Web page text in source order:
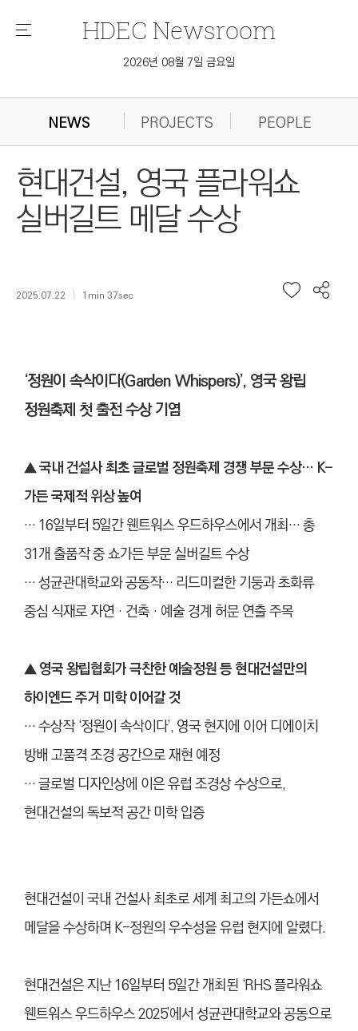
메
HDEC Newsroom
2026년 08월 7일 금요일
NEWS PROJECTS PEOPLE
현대건설, 영국 플라워쇼
실버길트 메달 수상
2025.07.22 1min 37sec
‘정원이 속삭이다(Garden Whispers)’, 영국 왕립
정원축제 첫 출전 수상 기염
▲ 국내 건설사 최초 글로벌 정원축제 경쟁 부문 수상… K-
가든 국제적 위상 높여
… 16일부터 5일간 웬트워스 우드하우스에서 개최… 총
31개 출품작 중 쇼가든 부문 실버길트 수상
… 성균관대학교와 공동작… 리드미컬한 기둥과 초화류
중심 식재로 자연‧건축‧예술 경계 허문 연출 주목
▲영국 왕립협회가 극찬한 예술정원 등 현대건설만의
하이엔드 주거 미학 이어갈 것
… 수상작 ‘정원이 속삭이다’, 영국 현지에 이어 디에이치
방배 고품격 조경 공간으로 재현 예정
… 글로벌 디자인상에 이은 유럽 조경상 수상으로,
현대건설의 독보적 공간 미학 입증
현대건설이 국내 건설사 최초로 세계 최고의 가든쇼에서
메달을 수상하며 K-정원의 우수성을 유럽 현지에 알렸다.
현대건설은 지난 16일부터 5일간 개최된 ‘RHS 플라워쇼
웬트워스 우드하우스 2025’에서 성균관대학교와 공동으로